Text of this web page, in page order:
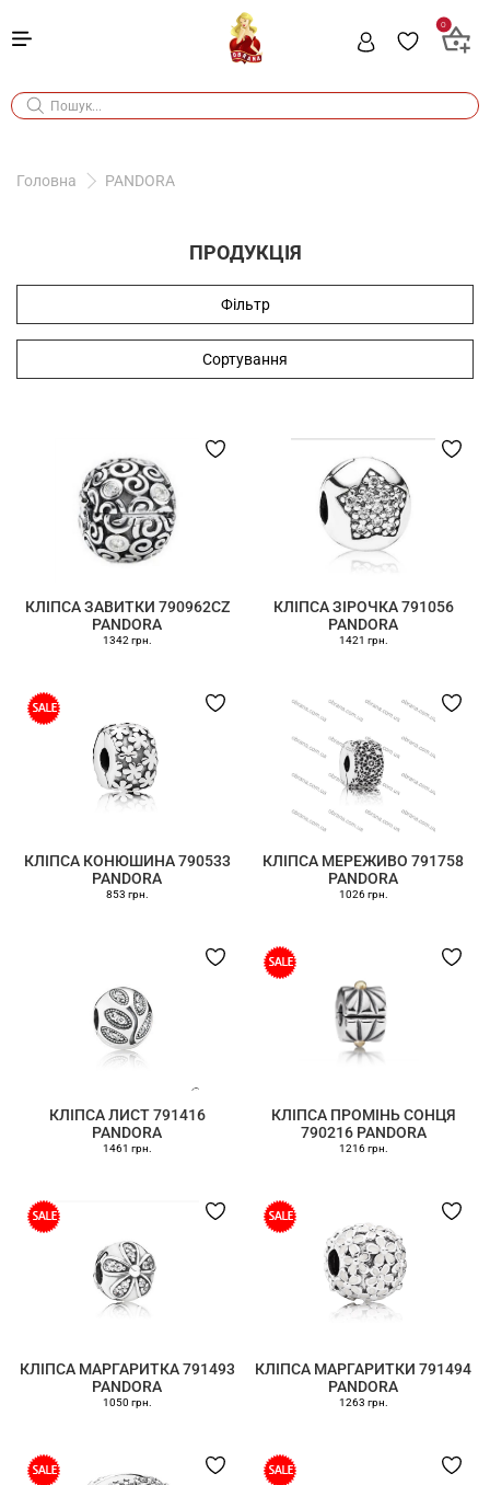
0
Головна PANDORA
ПРОДУКЦІЯ
Фільтр
Сортування
КЛІПСА ЗАВИТКИ 790962CZ
PANDORA
1342 грн.
КЛІПСА ЗІРОЧКА 791056
PANDORA
1421 грн.
КЛІПСА КОНЮШИНА 790533
PANDORA
853 грн.
КЛІПСА МЕРЕЖИВО 791758
PANDORA
1026 грн.
КЛІПСА ЛИСТ 791416
PANDORA
1461 грн.
КЛІПСА ПРОМІНЬ СОНЦЯ
790216 PANDORA
1216 грн.
КЛІПСА МАРГАРИТКА 791493
PANDORA
1050 грн.
КЛІПСА МАРГАРИТКИ 791494
PANDORA
1263 грн.